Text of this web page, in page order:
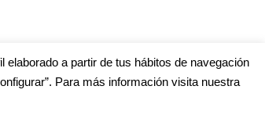
a partir de tus hábitos de navegación
Para más información visita nuestra